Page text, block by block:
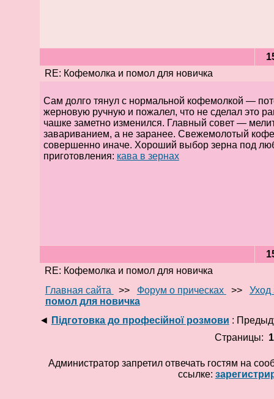
RE: Кофемолка и помол для новичка
Сам долго тянул с нормальной кофемолкой —
жерновую ручную и пожалел, что не сделал это
чашке заметно изменился. Главный совет —
завариванием, а не заранее. Свежемолотый
совершенно иначе. Хороший выбор зерна под
приготовления: кава в зернах
RE: Кофемолка и помол для новичка
Главная сайта
>> Форум о прическах >> Уход
помол для новичка
◄ Підготовка до професійної розмови :
Страницы: 1
Администратор запретил отвечать гостям на
ссылке: